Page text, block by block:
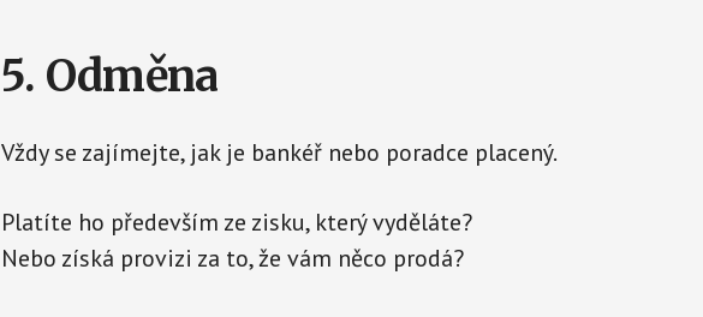
5. Odměna
Vždy se zajímejte, jak je bankéř nebo poradce placený.
Platíte ho především ze zisku, který vyděláte?
Nebo získá provizi za to, že vám něco prodá?